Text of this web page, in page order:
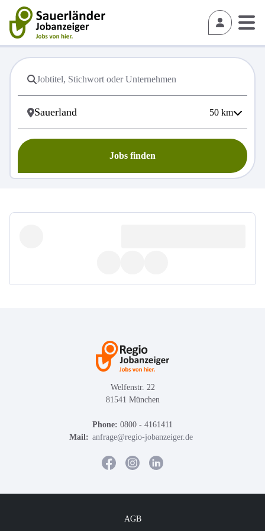
50 km
Jobs finden
Welfenstr. 22
81541 München
Phone: 0800 - 4161411
Mail: anfrage@regio-jobanzeiger.de
AGB